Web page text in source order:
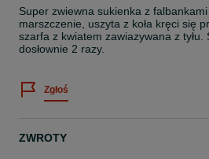
Super zwiewna sukienka z
marszczenie, uszyta z koła kręci się
szarfa z kwiatem zawiazywana z tyłu.
dosłownie 2 razy.
Zgłoś
ZWROTY